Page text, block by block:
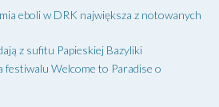
eboli w DRK największa z notowanych
z sufitu Papieskiej Bazyliki
festiwalu Welcome to Paradise o